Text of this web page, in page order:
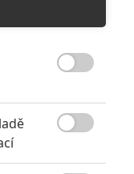
Další »